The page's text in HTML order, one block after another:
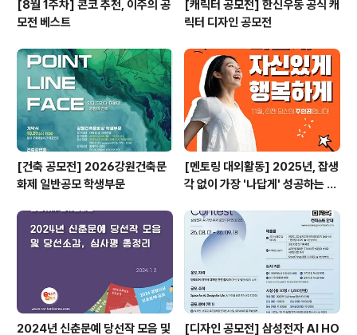
[8월 1주차] 콘코 추천, 이주의 공
모전 베스트
[캐릭터 공모전] 한신우동 공식 캐
릭터 디자인 공모전
[건축 공모전] 2026강원건축문
화제 일반공모 학생부문
[멘토링 대외활동] 2025년, 잡생
각 없이 가장 '나답게' 성공하는 법
2024년 신춘문예 당선작 모음 및 [디자인 공모전] 삼성전자 AI HO